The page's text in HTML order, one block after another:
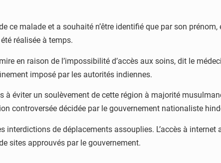
ce malade et a souhaité n’être identifié que par son
réalisée à temps.
en raison de l’impossibilité d’accès aux soins, dit le
imposé par les autorités indiennes.
à éviter un soulèvement de cette région à majorité
controversée décidée par le gouvernement nationaliste
interdictions de déplacements assouplies. L’accès à
sites approuvés par le gouvernement.